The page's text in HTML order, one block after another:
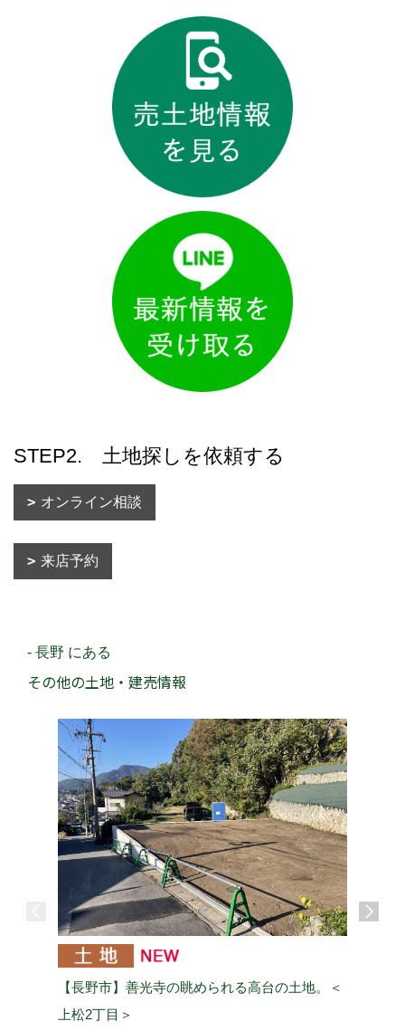
STEP2. 土地探しを依頼する
オンライン相談
来店予約
- 長野 にある
その他の土地・建売情報
【長野市】善光寺の眺められる高台の土地。＜
上松2丁目＞